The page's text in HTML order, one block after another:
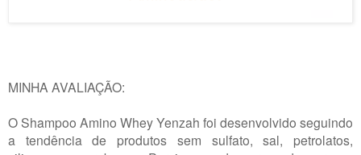
MINHA AVALIAÇÃO:
O Shampoo Amino Whey Yenzah foi desenvolvido seguindo
a tendência de produtos sem sulfato, sal, petrolatos,